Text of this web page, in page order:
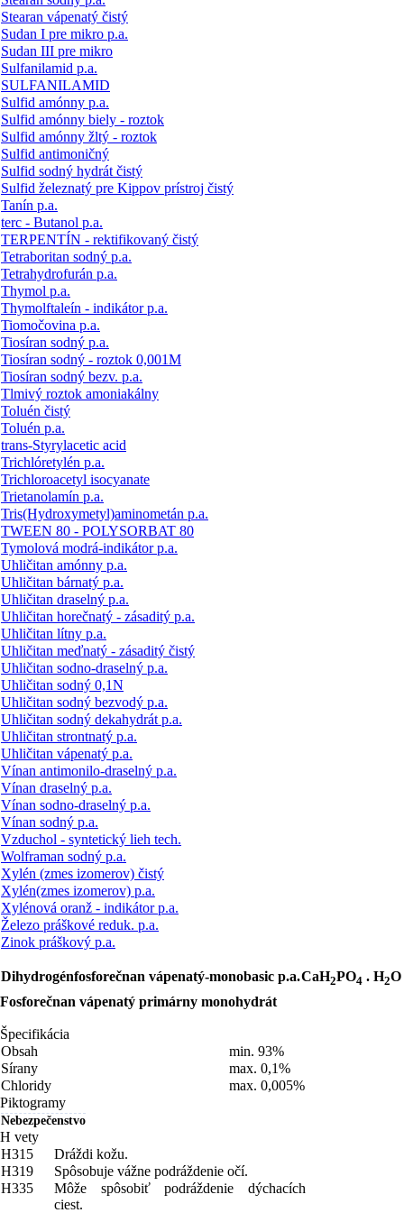
Stearan vápenatý čistý
Sudan I pre mikro p.a.
Sudan III pre mikro
Sulfanilamid p.a.
SULFANILAMID
Sulfid amónny p.a.
Sulfid amónny biely - roztok
Sulfid amónny žltý - roztok
Sulfid antimoničný
Sulfid sodný hydrát čistý
Sulfid železnatý pre Kippov prístroj čistý
Tanín p.a.
terc - Butanol p.a.
TERPENTÍN - rektifikovaný čistý
Tetraboritan sodný p.a.
Tetrahydrofurán p.a.
Thymol p.a.
Thymolftaleín - indikátor p.a.
Tiomočovina p.a.
Tiosíran sodný p.a.
Tiosíran sodný - roztok 0,001M
Tiosíran sodný bezv. p.a.
Tlmivý roztok amoniakálny
Toluén čistý
Toluén p.a.
trans-Styrylacetic acid
Trichlóretylén p.a.
Trichloroacetyl isocyanate
Trietanolamín p.a.
Tris(Hydroxymetyl)aminometán p.a.
TWEEN 80 - POLYSORBAT 80
Tymolová modrá-indikátor p.a.
Uhličitan amónny p.a.
Uhličitan bárnatý p.a.
Uhličitan draselný p.a.
Uhličitan horečnatý - zásaditý p.a.
Uhličitan lítny p.a.
Uhličitan meďnatý - zásaditý čistý
Uhličitan sodno-draselný p.a.
Uhličitan sodný 0,1N
Uhličitan sodný bezvodý p.a.
Uhličitan sodný dekahydrát p.a.
Uhličitan strontnatý p.a.
Uhličitan vápenatý p.a.
Vínan antimonilo-draselný p.a.
Vínan draselný p.a.
Vínan sodno-draselný p.a.
Vínan sodný p.a.
Vzduchol - syntetický lieh tech.
Wolframan sodný p.a.
Xylén (zmes izomerov) čistý
Xylén(zmes izomerov) p.a.
Xylénová oranž - indikátor p.a.
Železo práškové reduk. p.a.
Zinok práškový p.a.
Dihydrogénfosforečnan vápenatý-monobasic p.a.CaH2PO4 . H2O
Fosforečnan vápenatý primárny monohydrát
Špecifikácia
Obsah
min. 93%
Sírany
max. 0,1%
Chloridy
max. 0,005%
Piktogramy
Nebezpečenstvo
H vety
H315
Dráždi kožu.
H319
Spôsobuje vážne podráždenie očí.
H335
Môže spôsobiť podráždenie dýchacích
ciest.